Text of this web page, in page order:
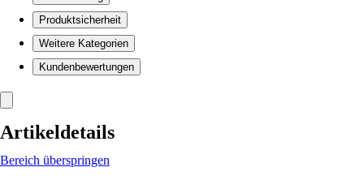
Produktsicherheit
Weitere Kategorien
Kundenbewertungen
Artikeldetails
Bereich überspringen